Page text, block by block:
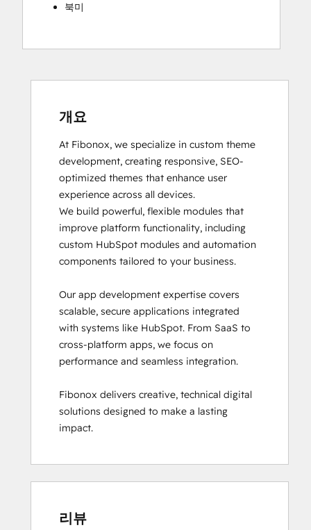
북미
개요
At Fibonox, we specialize in custom theme
development, creating responsive, SEO-
optimized themes that enhance user
experience across all devices.
We build powerful, flexible modules that
improve platform functionality, including
custom HubSpot modules and automation
components tailored to your business.
Our app development expertise covers
scalable, secure applications integrated
with systems like HubSpot. From SaaS to
cross-platform apps, we focus on
performance and seamless integration.
Fibonox delivers creative, technical digital
solutions designed to make a lasting
impact.
리뷰